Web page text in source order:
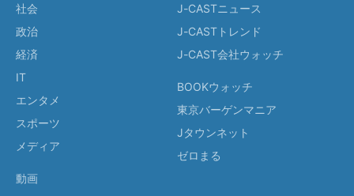
社会
政治
経済
IT
エンタメ
スポーツ
メディア
動画
J-CASTニュース
J-CASTトレンド
J-CAST会社ウォッチ
BOOKウォッチ
東京バーゲンマニア
Jタウンネット
ゼロまる